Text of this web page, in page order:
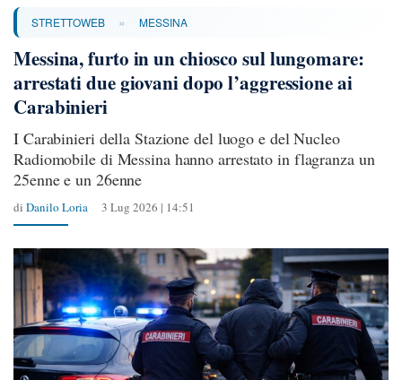
STRETTOWEB » MESSINA
Messina, furto in un chiosco sul lungomare:
arrestati due giovani dopo l’aggressione ai
Carabinieri
I Carabinieri della Stazione del luogo e del Nucleo
Radiomobile di Messina hanno arrestato in flagranza un
25enne e un 26enne
di Danilo Loria 3 Lug 2026 | 14:51